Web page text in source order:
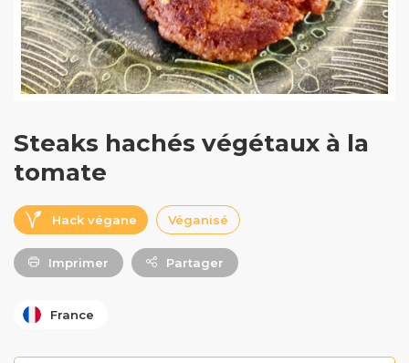
Steaks hachés végétaux à la
tomate
Hack végane Véganisé
Imprimer Partager
France